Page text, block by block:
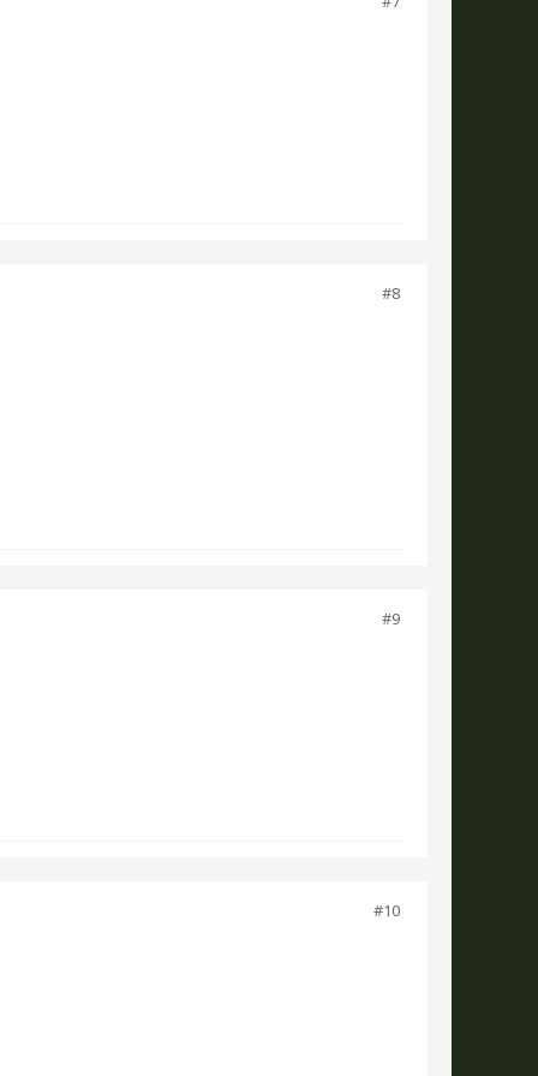
#8
#9
#10